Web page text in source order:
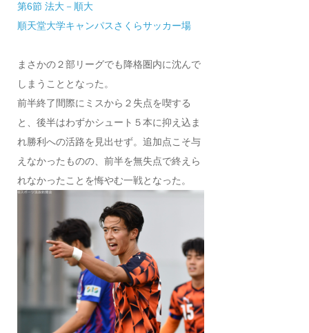
第6節 法大－順大
順天堂大学キャンパスさくらサッカー場
まさかの２部リーグでも降格圏内に沈んで
しまうこととなった。
前半終了間際にミスから２失点を喫する
と、後半はわずかシュート５本に抑え込ま
れ勝利への活路を見出せず。追加点こそ与
えなかったものの、前半を無失点で終えら
れなかったことを悔やむ一戦となった。